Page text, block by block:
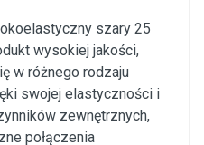
szary 25
wysokiej jakości,
w różnego rodzaju
swojej elastyczności i
zewnętrznych,
połączenia